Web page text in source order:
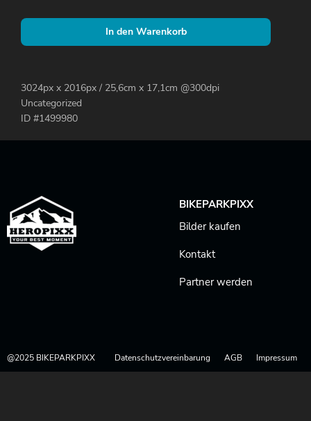
In den Warenkorb
3024px x 2016px / 25,6cm x 17,1cm @300dpi
Uncategorized
ID #1499980
BIKEPARKPIXX
Bilder kaufen
Kontakt
Partner werden
@2025 BIKEPARKPIXX Datenschutzvereinbarung AGB Impressum